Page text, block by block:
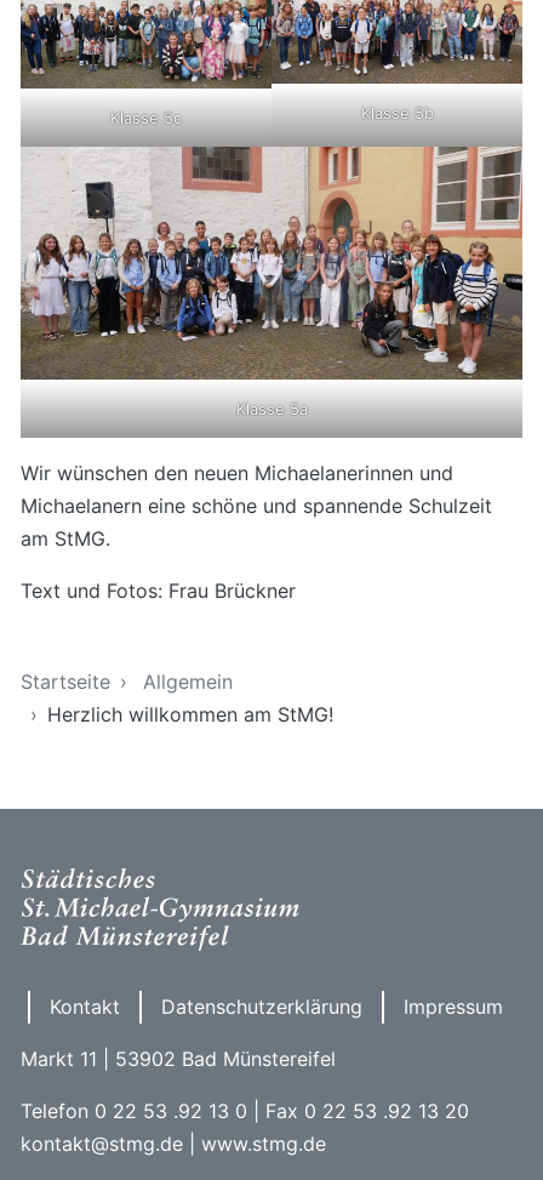
Klasse 5c Klasse 5b
Klasse 5a
Wir wünschen den neuen Michaelanerinnen und
Michaelanern eine schöne und spannende Schulzeit
am StMG.
Text und Fotos: Frau Brückner
Startseite
Allgemein
Herzlich willkommen am StMG!
Kontakt Datenschutzerklärung Impressum
Markt 11 | 53902 Bad Münstereifel
Telefon 0 22 53 .92 13 0 | Fax 0 22 53 .92 13 20
kontakt@stmg.de | www.stmg.de